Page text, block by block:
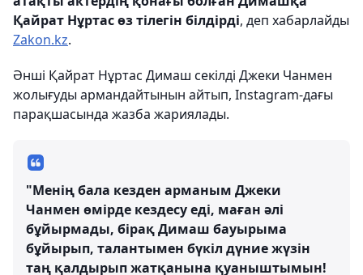
Қайрат Нұртас өз тілегін білдірді, деп хабарлайды
Zakon.kz.
Әнші Қайрат Нұртас Димаш секілді Джеки Чанмен
жолығуды армандайтынын айтып, Instagram-дағы
парақшасында жазба жариялады.
"Менің бала кезден арманым Джеки
Чанмен өмірде кездесу еді, маған әлі
бұйырмады, бірақ Димаш бауырыма
бұйырып, талантымен бүкіл дүние жүзін
таң қалдырып жатқанына қуаныштымын!